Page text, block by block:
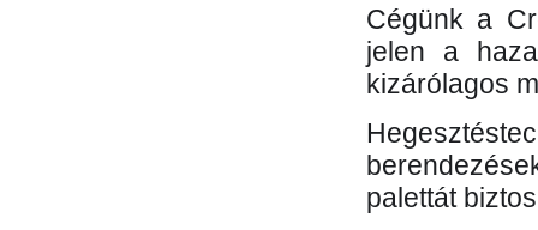
Cégünk a
jelen a
kizárólagos
palettát